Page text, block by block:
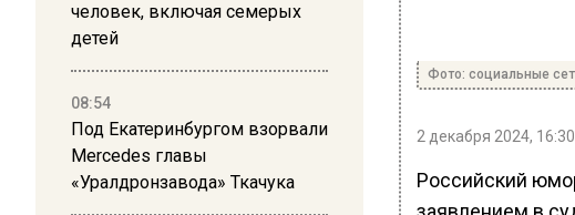
человек, включая семерых
детей
08:54
Под Екатеринбургом взорвали
Mercedes главы
«Уралдронзавода» Ткачука
Фото: социальные
2 декабря 2024, 16:30
Российский